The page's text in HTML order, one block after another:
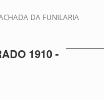
DA FUNILARIA
1910 -